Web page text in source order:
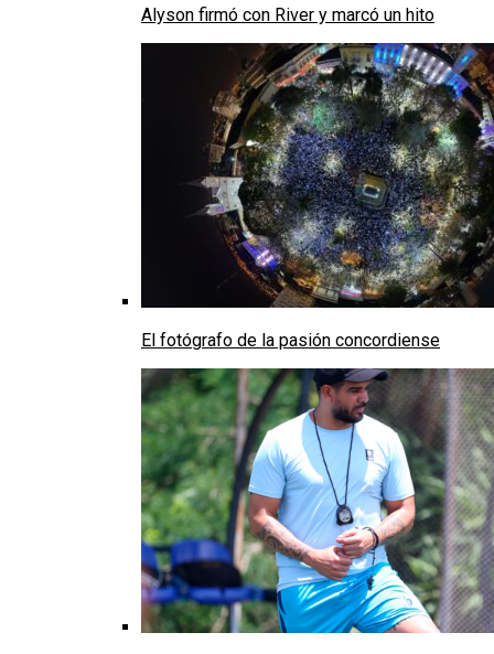
Alyson firmó con River y marcó un hito
El fotógrafo de la pasión concordiense